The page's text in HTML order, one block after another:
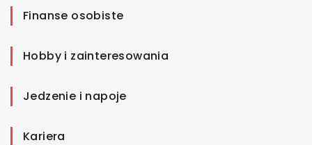
Finanse osobiste
Hobby i zainteresowania
Jedzenie i napoje
Kariera